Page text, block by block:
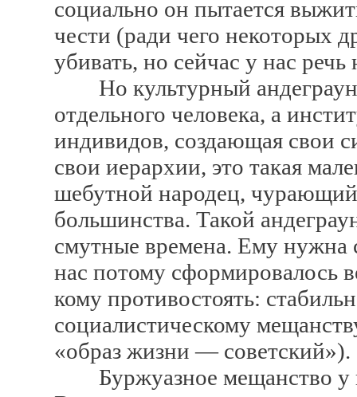
социально он пытается
чести (ради чего некоторых
убивать, но сейчас у нас речь
Но культурный
отдельного человека, а
индивидов, создающая свои
свои иерархии, это такая
шебутной народец,
большинства. Такой
смутные времена. Ему нужна
нас потому сформировалось
кому противостоять:
социалистическому
«образ жизни — советский»).
Буржуазное мещанство у